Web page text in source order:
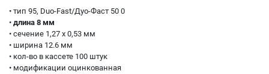
• тип 95, Duo-Fast/Дуо-Фаст 50 0
• длина 8 мм
• сечение 1,27 x 0,53 мм
• ширина 12.6 мм
• кол-во в кассете 100 штук
• модификации оцинкованная